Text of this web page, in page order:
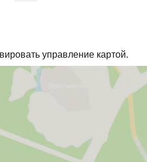
управление картой.